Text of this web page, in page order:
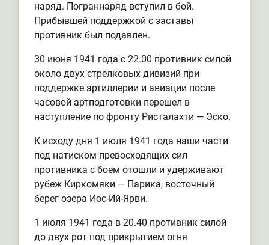
наряд. Пограннаряд вступил в бой.
Прибывшей поддержкой с заставы
противник был подавлен.
30 июня 1941 года с 22.00 противник силой
около двух стрелковых дивизий при
поддержке артиллерии и авиации после
часовой артподготовки перешел в
наступление по фронту Ристалахти — Эско.
К исходу дня 1 июля 1941 года наши части
под натиском превосходящих сил
противника с боем отошли и удерживают
рубеж Киркомяки — Парика, восточный
берег озера Иос-Ий-Ярви.
1 июля 1941 года в 20.40 противник силой
до двух рот под прикрытием огня